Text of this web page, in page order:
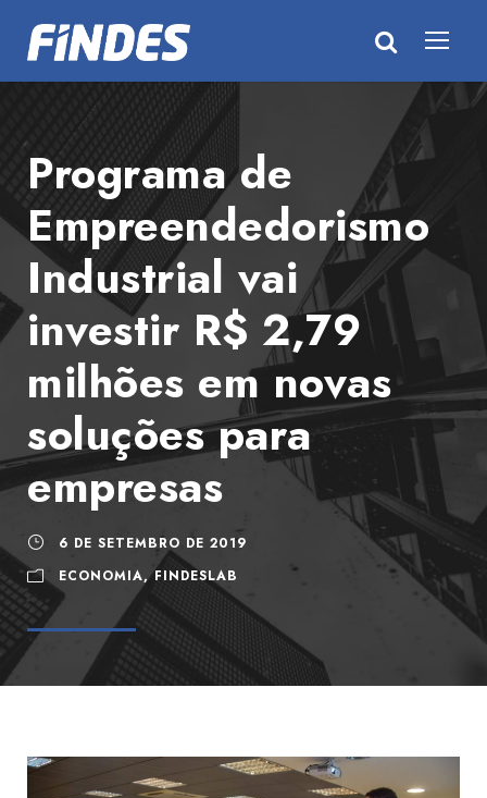
Programa de
Empreendedorismo
Industrial vai
investir R$ 2,79
milhões em novas
soluções para
empresas
6 DE SETEMBRO DE 2019
ECONOMIA, FINDESLAB